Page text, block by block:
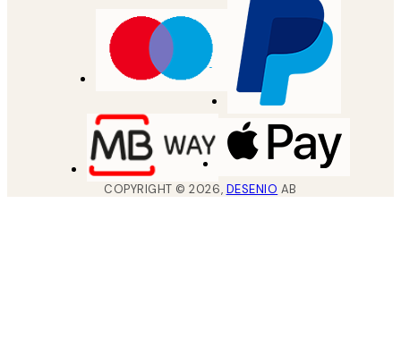
COPYRIGHT ©2026, DESENIO AB